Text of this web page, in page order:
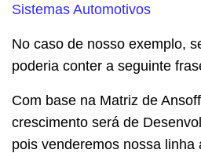
Sistemas Automotivos
No caso de nosso exemplo,
poderia conter a seguinte
Com base na Matriz de
crescimento será de
pois venderemos nossa linha